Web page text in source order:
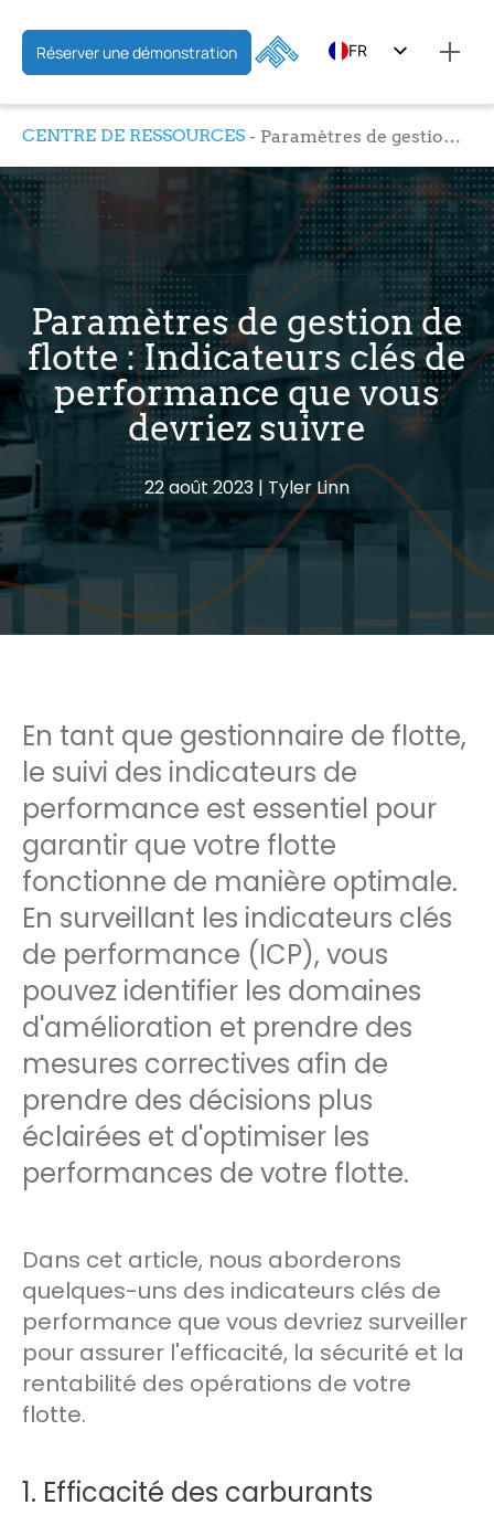
Réserver une démonstration FR
ES
CENTRE DE RESSOURCES Paramètres de gestion de flotte : Indicateurs clés de performance que vous devriez suivre
Paramètres de gestion de
flotte : Indicateurs clés de
performance que vous
devriez suivre
22 août 2023 Tyler Linn
En tant que gestionnaire de flotte,
le suivi des indicateurs de
performance est essentiel pour
garantir que votre flotte
fonctionne de manière optimale.
En surveillant les indicateurs clés
de performance (ICP), vous
pouvez identifier les domaines
d'amélioration et prendre des
mesures correctives afin de
prendre des décisions plus
éclairées et d'optimiser les
performances de votre flotte.
Dans cet article, nous aborderons
quelques-uns des indicateurs clés de
performance que vous devriez surveiller
pour assurer l'efficacité, la sécurité et la
rentabilité des opérations de votre
flotte.
1. Efficacité des carburants